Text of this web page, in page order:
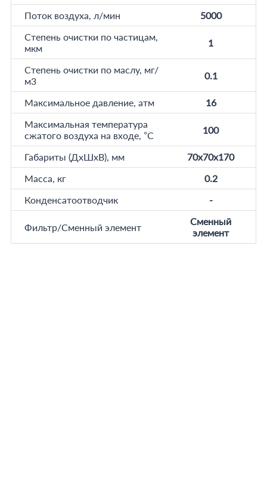
Поток воздуха, л/мин
5000
Степень очистки по частицам,
мкм
1
Степень очистки по маслу, мг/
м3
0.1
Максимальное давление, атм
16
Максимальная температура
сжатого воздуха на входе, °C
100
Габариты (ДхШхВ), мм
70x70x170
Масса, кг
0.2
Конденсатоотводчик
-
Фильтр/Сменный элемент
Сменный
элемент